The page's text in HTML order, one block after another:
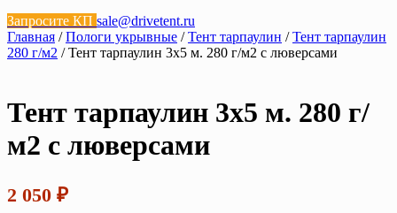
Запросите КП sale@drivetent.ru
Главная /Пологи укрывные /Тент тарпаулин /Тент тарпаулин
280 г/м2 / Тент тарпаулин 3х5 м. 280 г/м2 с люверсами
Тент тарпаулин 3х5 м. 280 г/
м2 с люверсами
2 050 ₽